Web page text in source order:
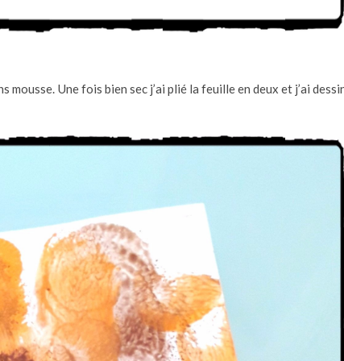
Une fois bien sec j’ai plié la feuille en deux et j’ai